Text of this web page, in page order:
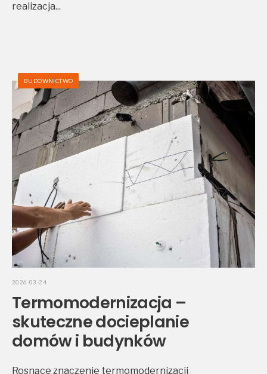
realizacja...
BUDOWNICTWO
2026-03-24
Termomodernizacja –
skuteczne docieplanie
domów i budynków
Rosnące znaczenie termomodernizacji